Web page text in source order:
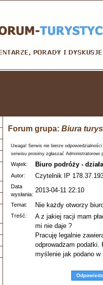
Forum grupa: Biura
Uwaga! Serwis nie bierze
serwisu prosimy zgłaszać Administratorowi
Wątek: Biuro podróży -
Autor: Czytelnik IP
Data
wysłania:
2013-04-11 22:10
Temat: Nie każdy otworzy
Treść:
A z jakiej racji mam
mi nie daje ?
Pracuję legalnie
odprowadzam podatki.
myślenie jak podano w
Odpowiedz